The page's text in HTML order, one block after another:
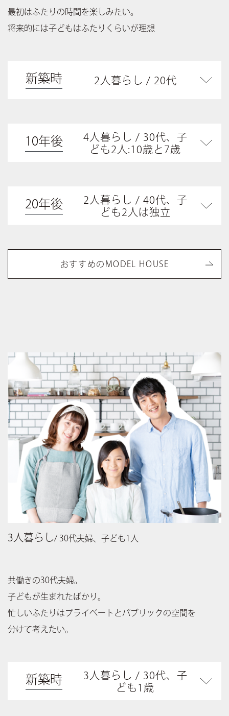
最初はふたりの時間を楽しみたい。
将来的には子どもはふたりくらいが理想
新築時 2人暮らし / 20代
10年後
4人暮らし / 30代、子
ども2人:10歳と7歳
20年後
2人暮らし / 40代、子
ども2人は独立
おすすめのMODEL HOUSE
3人暮らし/ 30代夫婦、子ども1人
共働きの30代夫婦。
子どもが生まれたばかり。
忙しいふたりはプライベートとパブリックの空間を
分けて考えたい。
新築時
3人暮らし / 30代、子
ども1歳